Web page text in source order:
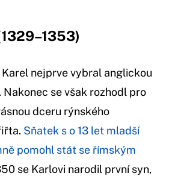
nejprve vybral anglickou
Nakonec se však rozhodl pro
dceru rýnského
Sňatek s o 13 let mladší
pomohl stát se římským
se Karlovi narodil první syn,